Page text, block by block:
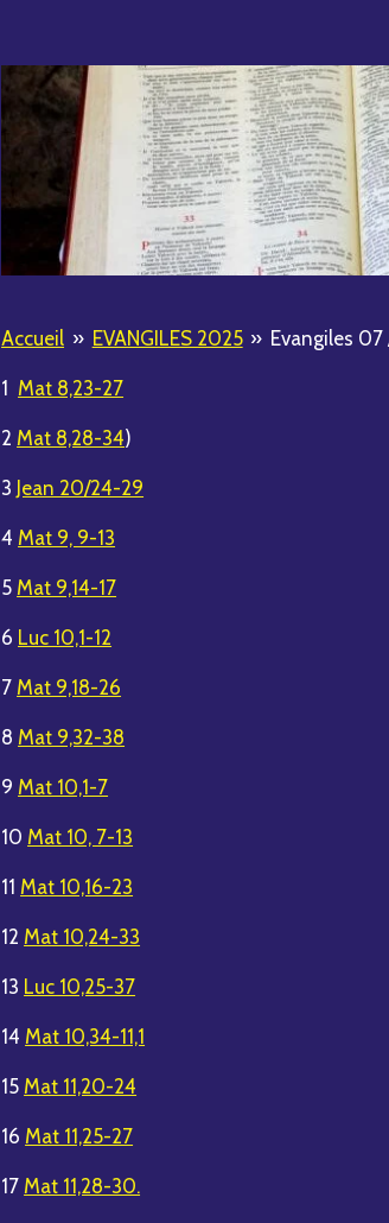
Accueil » EVANGILES 2025 » Evangiles
1Mat 8,23-27
2Mat 8,28-34)
3 Jean 20/24-29
4Mat 9, 9-13
5Mat 9,14-17
6 Luc 10,1-12
7Mat 9,18-26
8Mat 9,32-38
9Mat 10,1-7
10Mat 10, 7-13
11Mat 10,16-23
12Mat 10,24-33
13 Luc 10,25-37
14Mat 10,34-11,1
15Mat 11,20-24
16Mat 11,25-27
17Mat 11,28-30.